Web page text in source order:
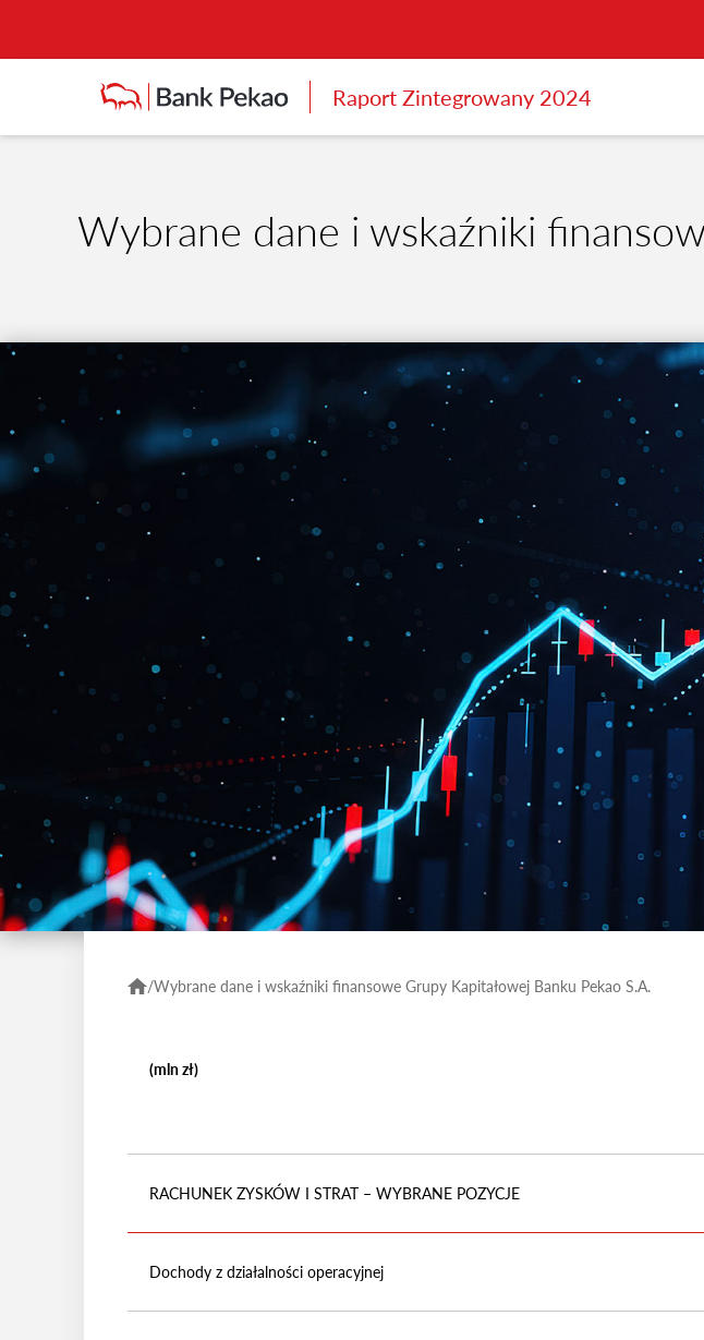
Raport Zintegrowany 2024
Wybrane dane i wskaźniki
/Wybrane dane i wskaźniki finansowe Grupy Kapitałowej Banku Pekao S.A.
(mln zł)
RACHUNEK ZYSKÓW I STRAT – WYBRANE POZYCJE
Dochody z działalności operacyjnej